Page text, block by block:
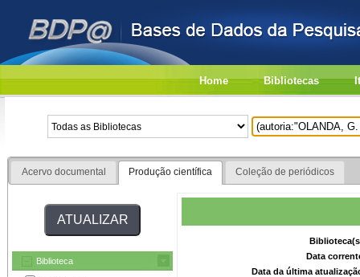
Home Bibliotecas
Acervo documental Produção científica Coleção de periódicos
Biblioteca
Data
Data da última